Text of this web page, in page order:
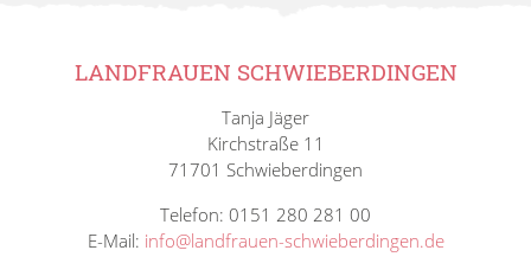
LANDFRAUEN SCHWIEBERDINGEN
Tanja Jäger
Kirchstraße 11
71701 Schwieberdingen
Telefon: 0151 280 281 00
E-Mail: info@landfrauen-schwieberdingen.de